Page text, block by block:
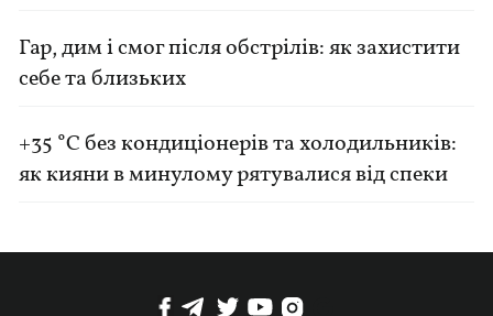
Гар, дим і смог після обстрілів: як захистити
себе та близьких
+35 °C без кондиціонерів та холодильників:
як кияни в минулому рятувалися від спеки